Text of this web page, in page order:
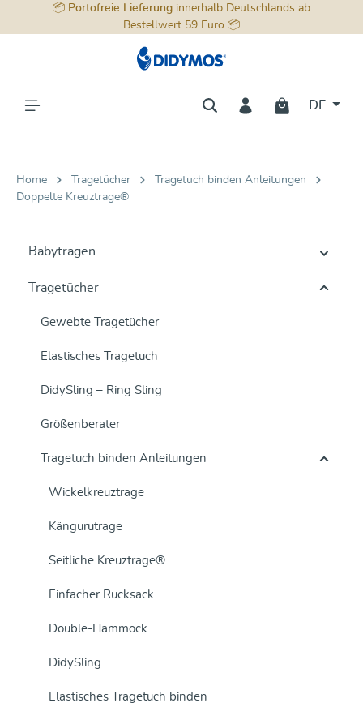
springen
📦 Portofreie Lieferung innerhalb Deutschlands ab
Bestellwert 59 Euro 📦
DE
Home Tragetücher
Tragetuch binden Anleitungen
Doppelte Kreuztrage®
Babytragen
Tragetücher
Gewebte Tragetücher
Elastisches Tragetuch
DidySling – Ring Sling
Größenberater
Tragetuch binden Anleitungen
Wickelkreuztrage
Kängurutrage
Seitliche Kreuztrage®
Einfacher Rucksack
Double-Hammock
DidySling
Elastisches Tragetuch binden